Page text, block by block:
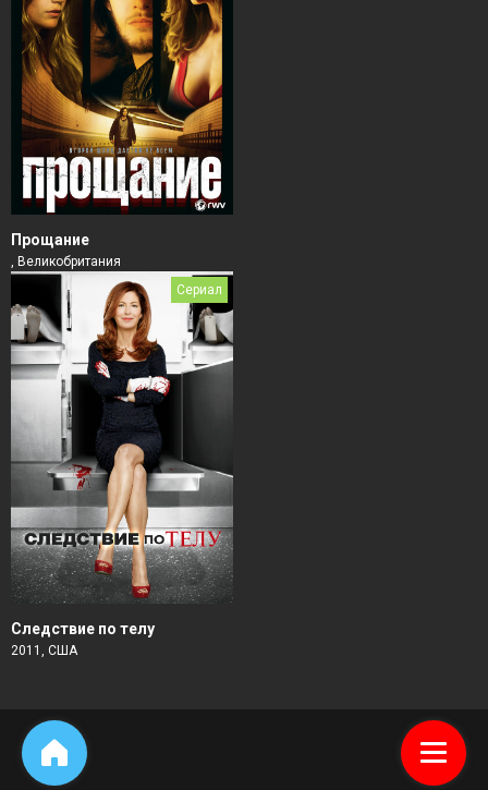
Прощание
, Великобритания
Сериал
Следствие по телу
2011, США